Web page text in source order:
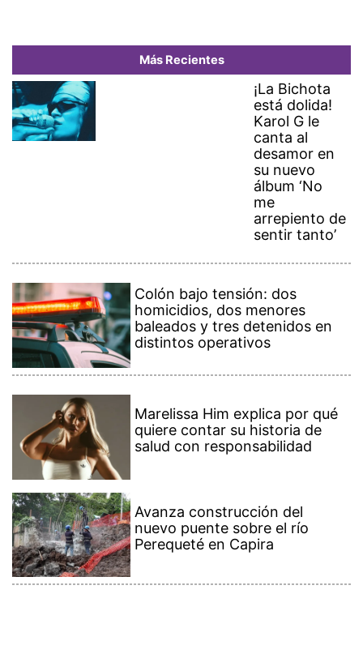
Más Recientes
¡La Bichota
está dolida!
Karol G le
canta al
desamor en
su nuevo
álbum ‘No
me
arrepiento de
sentir tanto’
Colón bajo tensión: dos
homicidios, dos menores
baleados y tres detenidos en
distintos operativos
Marelissa Him explica por qué
quiere contar su historia de
salud con responsabilidad
Avanza construcción del
nuevo puente sobre el río
Perequeté en Capira